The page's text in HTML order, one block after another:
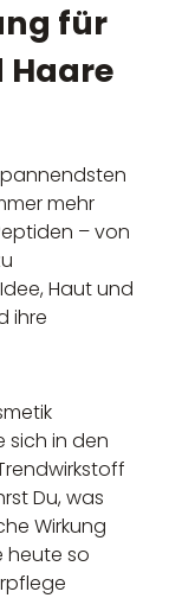
für
Haare
mehr
– von
Haut und
ihre
sich in den
Du, was
Wirkung
heute so